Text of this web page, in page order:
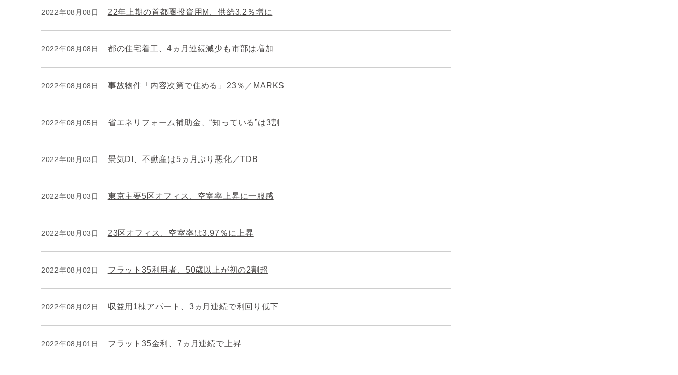
2022年08月08日 22年上期の首都圏投資用M、供給3.2％増に
2022年08月08日 都の住宅着工、4ヵ月連続減少も市部は増加
2022年08月08日 事故物件「内容次第で住める」23％／MARKS
2022年08月05日 省エネリフォーム補助金、“知っている”は3割
2022年08月03日 景気DI、不動産は5ヵ月ぶり悪化／TDB
2022年08月03日 東京主要5区オフィス、空室率上昇に一服感
2022年08月03日 23区オフィス、空室率は3.97％に上昇
2022年08月02日 フラット35利用者、50歳以上が初の2割超
2022年08月02日 収益用1棟アパート、3ヵ月連続で利回り低下
2022年08月01日 フラット35金利、7ヵ月連続で上昇